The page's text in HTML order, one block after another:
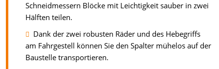
Schneidmessern Blöcke mit Leichtigkeit sauber in zwei
Hälften teilen.
Dank der zwei robusten Räder und des Hebegriffs
am Fahrgestell können Sie den Spalter mühelos auf der
Baustelle transportieren.